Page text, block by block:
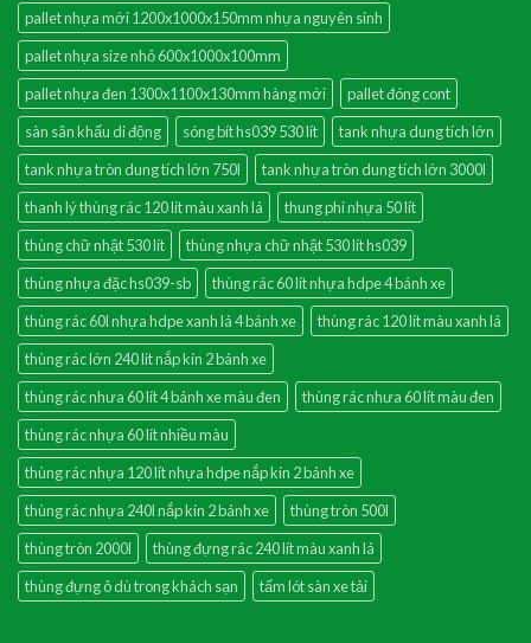
pallet nhựa mới 1200x1000x150mm nhựa nguyên sinh
pallet nhựa size nhỏ 600x1000x100mm
pallet nhựa đen 1300x1100x130mm hàng mới
pallet đóng cont
sàn sân khấu di động
sóng bít hs039 530 lít
tank nhựa dung tích lớn
tank nhựa tròn dung tích lớn 750l
tank nhựa tròn dung tích lớn 3000l
thanh lý thùng rác 120 lít màu xanh lá
thung phi nhựa 50 lít
thùng chữ nhật 530 lít
thùng nhựa chữ nhật 530 lít hs039
thùng nhựa đặc hs039-sb
thùng rác 60 lít nhựa hdpe 4 bánh xe
thùng rác 60l nhựa hdpe xanh lá 4 bánh xe
thùng rác 120 lít màu xanh lá
thùng rác lớn 240 lít nắp kín 2 bánh xe
thùng rác nhưa 60 lít 4 bánh xe màu đen
thùng rác nhưa 60 lít màu đen
thùng rác nhựa 60 lít nhiều màu
thùng rác nhựa 120 lít nhựa hdpe nắp kín 2 bánh xe
thùng rác nhựa 240l nắp kín 2 bánh xe
thùng tròn 500l
thùng tròn 2000l
thùng đựng rác 240 lít màu xanh lá
thùng đựng ô dù trong khách sạn
tấm lót sàn xe tải